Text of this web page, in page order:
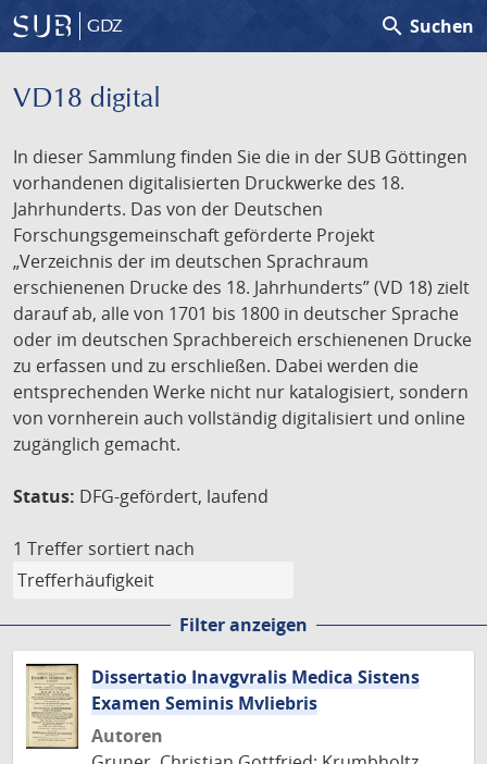
GDZ search Suchen
VD18 digital
In dieser Sammlung finden Sie die in der SUB Göttingen
vorhandenen digitalisierten Druckwerke des 18.
Jahrhunderts. Das von der Deutschen
Forschungsgemeinschaft geförderte Projekt
„Verzeichnis der im deutschen Sprachraum
erschienenen Drucke des 18. Jahrhunderts” (VD 18) zielt
darauf ab, alle von 1701 bis 1800 in deutscher Sprache
oder im deutschen Sprachbereich erschienenen Drucke
zu erfassen und zu erschließen. Dabei werden die
entsprechenden Werke nicht nur katalogisiert, sondern
von vornherein auch vollständig digitalisiert und online
zugänglich gemacht.
Status: DFG-gefördert, laufend
1 Treffer sortiert nach
Filter anzeigen
Dissertatio Inavgvralis Medica Sistens
Examen Seminis Mvliebris
Autoren